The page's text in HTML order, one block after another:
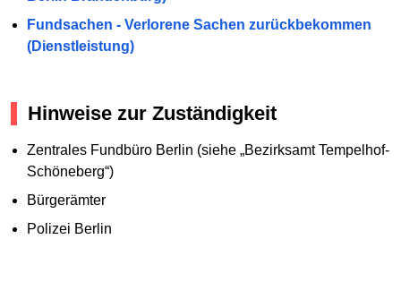
Fundsachen - Verlorene Sachen zurückbekommen
(Dienstleistung)
Hinweise zur Zuständigkeit
Zentrales Fundbüro Berlin (siehe „Bezirksamt Tempelhof-
Schöneberg“)
Bürgerämter
Polizei Berlin